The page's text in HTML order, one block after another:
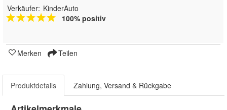
Verkäufer: KinderAuto
100% positiv
Merken Teilen
Produktdetails Zahlung, Versand & Rückgabe